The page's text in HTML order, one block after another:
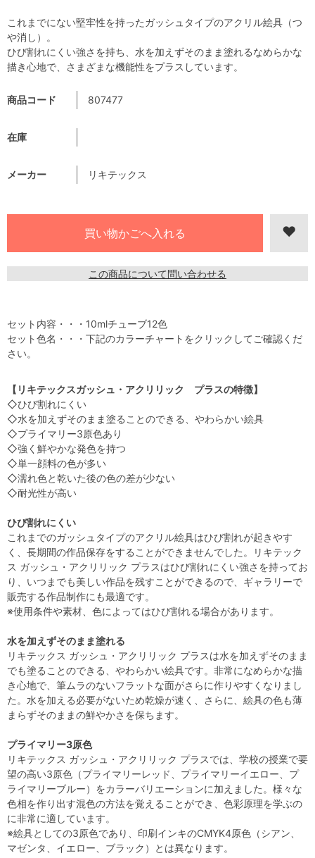
商品コード 807477
在庫
メーカー リキテックス
この商品について問い合わせる
これまでにない堅牢性を持ったガッシュタイプのアクリル絵具（つ
や消し）。
ひび割れにくい強さを持ち、水を加えずそのまま塗れるなめらかな
描き心地で、さまざまな機能性をプラスしています。
セット内容・・・10mlチューブ12色
セット色名・・・下記のカラーチャートをクリックしてご確認くだ
さい。
【リキテックスガッシュ・アクリリック プラスの特徴】
◇ひび割れにくい
◇水を加えずそのまま塗ることのできる、やわらかい絵具
◇プライマリー3原色あり
◇強く鮮やかな発色を持つ
◇単一顔料の色が多い
◇濡れ色と乾いた後の色の差が少ない
◇耐光性が高い
ひび割れにくい
これまでのガッシュタイプのアクリル絵具はひび割れが起きやす
く、長期間の作品保存をすることができませんでした。リキテック
ス ガッシュ・アクリリック プラスはひび割れにくい強さを持ってお
り、いつまでも美しい作品を残すことができるので、ギャラリーで
販売する作品制作にも最適です。
※使用条件や素材、色によってはひび割れる場合があります。
水を加えずそのまま塗れる
リキテックス ガッシュ・アクリリック プラスは水を加えずそのまま
でも塗ることのできる、やわらかい絵具です。非常になめらかな描
き心地で、筆ムラのないフラットな面がさらに作りやすくなりまし
た。水を加える必要がないため乾燥が速く、さらに、絵具の色も薄
まらずそのままの鮮やかさを保ちます。
プライマリー3原色
リキテックス ガッシュ・アクリリック プラスでは、学校の授業で要
望の高い3原色（プライマリーレッド、プライマリーイエロー、プ
ライマリーブルー）をカラーバリエーションに加えました。様々な
色相を作り出す混色の方法を覚えることができ、色彩原理を学ぶの
に非常に適しています。
※絵具としての3原色であり、印刷インキのCMYK4原色（シアン、
マゼンタ、イエロー、ブラック）とは異なります。